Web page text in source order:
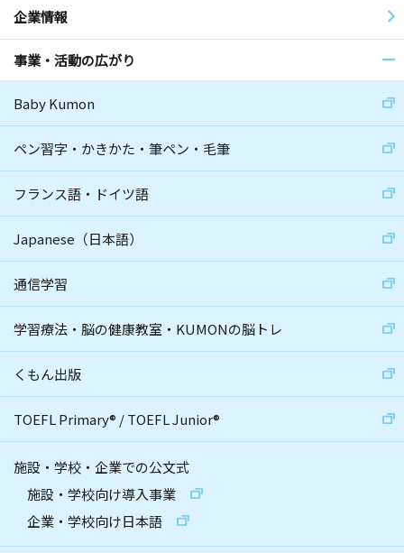
企業情報
事業・活動の広がり
Baby Kumon
ペン習字・かきかた・筆ペン・毛筆
フランス語・ドイツ語
Japanese（日本語）
通信学習
学習療法・脳の健康教室・KUMONの脳トレ
くもん出版
TOEFL Primary® /TOEFL Junior®
施設・学校・企業での公文式
施設・学校向け導入事業
企業・学校向け日本語